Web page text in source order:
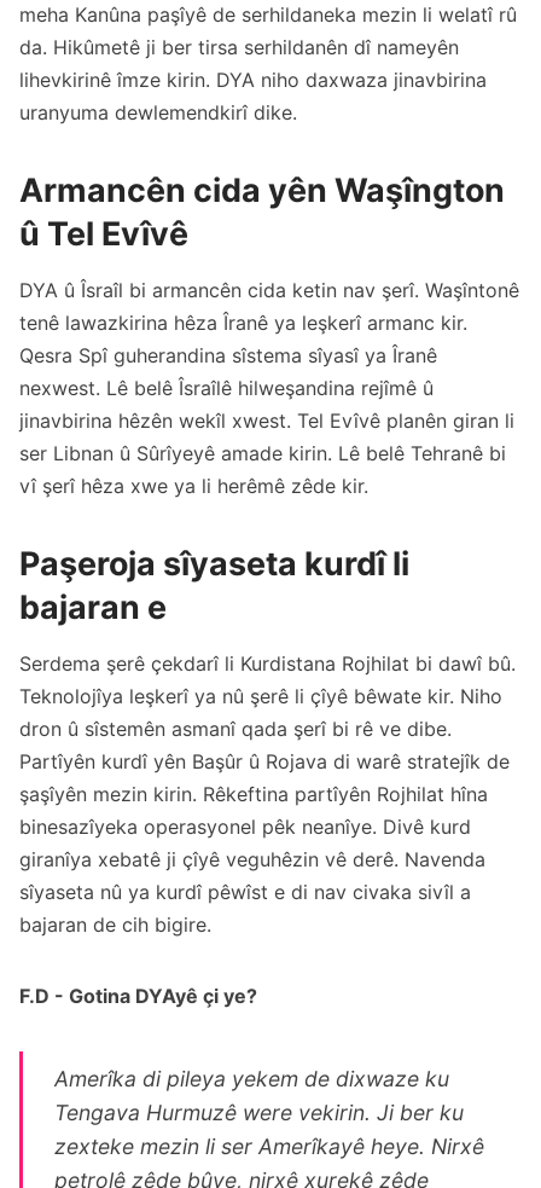
meha Kanûna paşîyê de serhildaneka mezin li welatî rû
da. Hikûmetê ji ber tirsa serhildanên dî nameyên
lihevkirinê îmze kirin. DYA niho daxwaza jinavbirina
uranyuma dewlemendkirî dike.
Armancên cida yên Waşîngton
û Tel Evîvê
DYA û Îsraîl bi armancên cida ketin nav şerî. Waşîntonê
tenê lawazkirina hêza Îranê ya leşkerî armanc kir.
Qesra Spî guherandina sîstema sîyasî ya Îranê
nexwest. Lê belê Îsraîlê hilweşandina rejîmê û
jinavbirina hêzên wekîl xwest. Tel Evîvê planên giran li
ser Libnan û Sûrîyeyê amade kirin. Lê belê Tehranê bi
vî şerî hêza xwe ya li herêmê zêde kir.
Paşeroja sîyaseta kurdî li
bajaran e
Serdema şerê çekdarî li Kurdistana Rojhilat bi dawî bû.
Teknolojîya leşkerî ya nû şerê li çîyê bêwate kir. Niho
dron û sîstemên asmanî qada şerî bi rê ve dibe.
Partîyên kurdî yên Başûr û Rojava di warê stratejîk de
şaşîyên mezin kirin. Rêkeftina partîyên Rojhilat hîna
binesazîyeka operasyonel pêk neanîye. Divê kurd
giranîya xebatê ji çîyê veguhêzin vê derê. Navenda
sîyaseta nû ya kurdî pêwîst e di nav civaka sivîl a
bajaran de cih bigire.
F.D - Gotina DYAyê çi ye?
Amerîka di pileya yekem de dixwaze ku
Tengava Hurmuzê were vekirin. Ji ber ku
zexteke mezin li ser Amerîkayê heye. Nirxê
petrolê zêde bûye, nirxê xurekê zêde